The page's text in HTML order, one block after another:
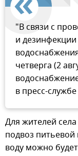
"В связи с
и
четверга (2
в пресс-
Для жителей
подвоз
воду можно